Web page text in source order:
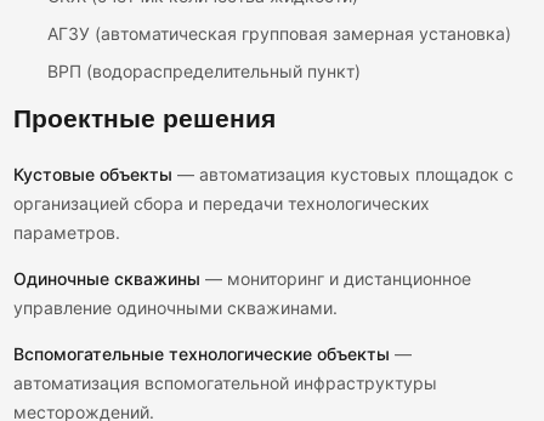
АГЗУ (автоматическая групповая замерная установка)
ВРП (водораспределительный пункт)
Проектные решения
Кустовые объекты — автоматизация кустовых площадок с
организацией сбора и передачи технологических
параметров.
Одиночные скважины — мониторинг и дистанционное
управление одиночными скважинами.
Вспомогательные технологические объекты —
автоматизация вспомогательной инфраструктуры
месторождений.